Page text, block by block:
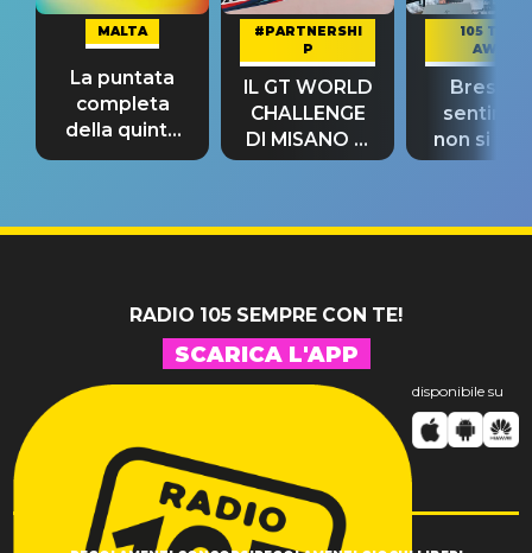
MALTA
La puntata
completa
della quinta
tappa
#PARTNERSHI
P
IL GT WORLD
CHALLENGE
DI MISANO si
riconferma
105 TAKE
AWAY
Bresh:
non si
fino alla
RADIO 105 SEMPRE CON TE!
SCARICA L'APP
disponibile su